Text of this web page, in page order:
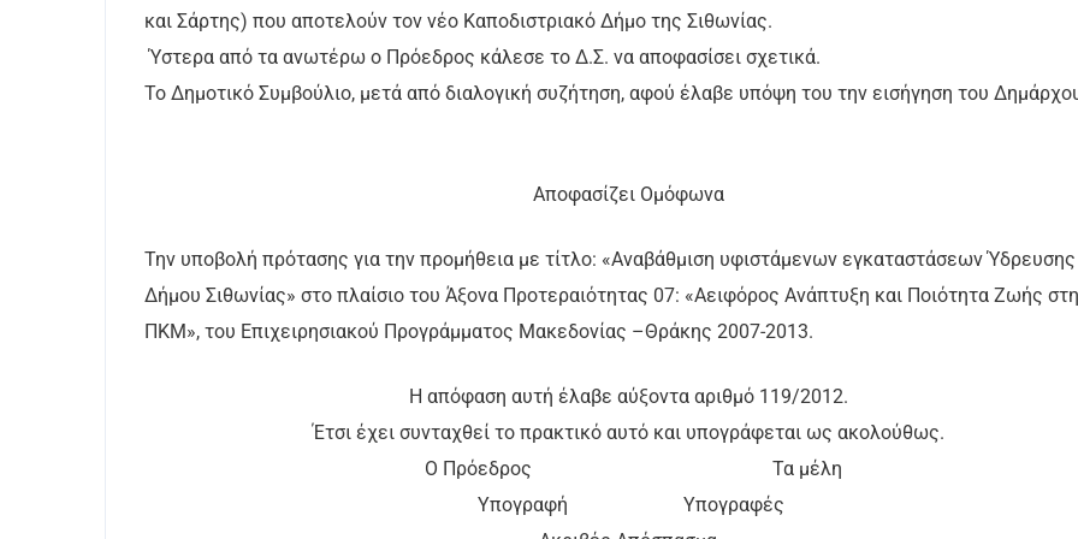
και Σάρτης) που αποτελούν τον νέο Καποδιστριακό Δήμο της Σιθωνίας.
Ύστερα από τα ανωτέρω ο Πρόεδρος κάλεσε το Δ.Σ. να αποφασίσει σχετικά.
Το Δημοτικό Συμβούλιο, μετά από διαλογική συζήτηση, αφού έλαβε υπόψη του την εισήγηση του
Αποφασίζει Ομόφωνα
Την υποβολή πρότασης για την προμήθεια με τίτλο: «Αναβάθμιση υφιστάμενων εγκαταστάσεων Ύδρευσης
Δήμου Σιθωνίας» στο πλαίσιο του Άξονα Προτεραιότητας 07: «Αειφόρος Ανάπτυξη και Ποιότητα Ζωής
ΠΚΜ», του Επιχειρησιακού Προγράμματος Μακεδονίας –Θράκης 2007-2013.
Η απόφαση αυτή έλαβε αύξοντα αριθμό 119/2012.
Έτσι έχει συνταχθεί το πρακτικό αυτό και υπογράφεται ως ακολούθως.
Ο Πρόεδρος Τα μέλη
Υπογραφή Υπογραφές